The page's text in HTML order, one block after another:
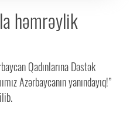
həmrəylik
Qadınlarına Dəstək
Azərbaycanın yanındayıq!”